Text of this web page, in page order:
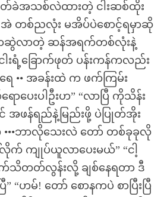
ခဲအသစ်လဲထားတဲ့ ငါးဆစ်ထိုး
တစ်ညလုံး မအိပ်ပဲစောင့်ရမှာဆို
ဆွဲလာတဲ့ ဆန်အရက်တစ်လုံးနဲ့
ငါးရံ့ခြောက်ဖုတ် ပန်းကန်ကလည်း
မရေ •• အခန်းထဲ က ဖက်ကြမ်း
ာပေးပါဦးဟ” “လာပြီ ကိုသိန်း
အဖန်ရည်နဲ့မြည်းဖို့ ပဲပြုတ်အိုး
•••ဘာလိုသေးလဲ တော် တစ်ခုခုလို
က် ကျုပ်ယူလာပေးမယ်” “ငါ့
တတ်လွန်းလို့ ချစ်နေရတာ ဒီ
“ဟမ်! တော် စောနကပဲ စာပြီးပြီ